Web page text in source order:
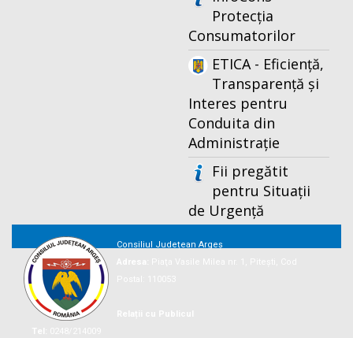
Protecția
Consumatorilor
ETICA - Eficiență,
Transparență și
Interes pentru
Conduita din
Administrație
Fii pregătit
pentru Situații
de Urgență
Consiliul Județean Argeș